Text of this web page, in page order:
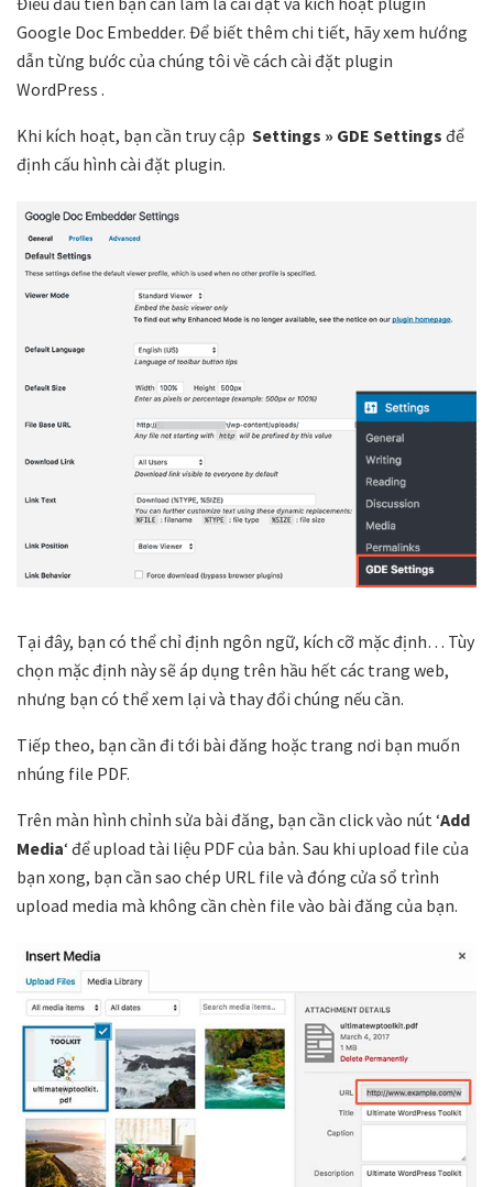
Google Doc Embedder. Để biết thêm chi tiết, hãy xem hướng
dẫn từng bước của chúng tôi về cách cài đặt plugin
WordPress .
Khi kích hoạt, bạn cần truy cập Settings » GDE Settings để
định cấu hình cài đặt plugin.
Tại đây, bạn có thể chỉ định ngôn ngữ, kích cỡ mặc định… Tùy
chọn mặc định này sẽ áp dụng trên hầu hết các trang web,
nhưng bạn có thể xem lại và thay đổi chúng nếu cần.
Tiếp theo, bạn cần đi tới bài đăng hoặc trang nơi bạn muốn
nhúng file PDF.
Trên màn hình chỉnh sửa bài đăng, bạn cần click vào nút ‘Add
Media‘ để upload tài liệu PDF của bản. Sau khi upload file của
bạn xong, bạn cần sao chép URL file và đóng cửa sổ trình
upload media mà không cần chèn file vào bài đăng của bạn.